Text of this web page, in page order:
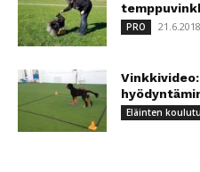
PRO 21.6.2018
Eläinten